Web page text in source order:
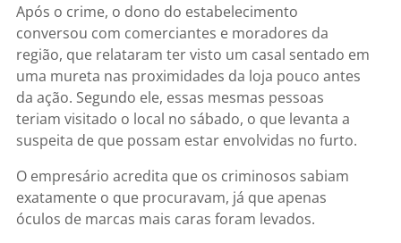
Após o crime, o dono do estabelecimento
conversou com comerciantes e moradores da
região, que relataram ter visto um casal sentado em
uma mureta nas proximidades da loja pouco antes
da ação. Segundo ele, essas mesmas pessoas
teriam visitado o local no sábado, o que levanta a
suspeita de que possam estar envolvidas no furto.
O empresário acredita que os criminosos sabiam
exatamente o que procuravam, já que apenas
óculos de marcas mais caras foram levados.